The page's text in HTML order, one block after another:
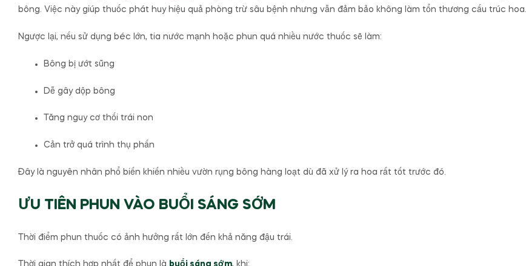
bông. Việc này giúp thuốc phát huy hiệu quả phòng trừ sâu bệnh nhưng vẫn đảm bảo không làm tổn thương cấu trúc hoa.
Ngược lại, nếu sử dụng béc lớn, tia nước mạnh hoặc phun quá nhiều nước thuốc sẽ làm:
Bông bị ướt sũng
Dễ gây dộp bông
Tăng nguy cơ thối trái non
Cản trở quá trình thụ phấn
Đây là nguyên nhân phổ biến khiến nhiều vườn rụng bông hàng loạt dù đã xử lý ra hoa rất tốt trước đó.
ƯU TIÊN PHUN VÀO BUỔI SÁNG SỚM
Thời điểm phun thuốc có ảnh hưởng rất lớn đến khả năng đậu trái.